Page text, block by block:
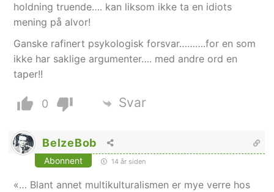
holdning truende…. kan liksom ikke ta en idiots
mening på alvor!
Ganske rafinert psykologisk forsvar……….for en som
ikke har saklige argumenter…. med andre ord en
taper!!
0 Svar
BelzeBob
Abonnent 14 år siden
«… Blant annet multikulturalismen er mye verre hos